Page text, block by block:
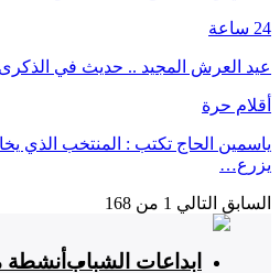
24 ساعة
عيد العرش المجيد .. حديث في الذكرى
أقلام حرة
ياسمين الحاج تكتب : المنتخب الذي
يزرع…
السابق التالي 1 من 168
ابداعات الشباب أنشطة